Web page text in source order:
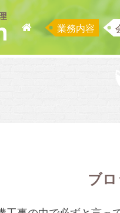
業務内容
ブ